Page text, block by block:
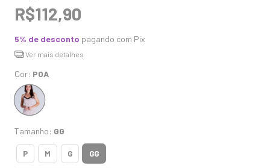
R$112,90
5% de desconto pagando com Pix
Ver mais detalhes
Cor: POA
Tamanho: GG
P M G GG